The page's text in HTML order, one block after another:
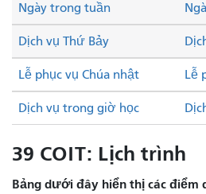
Dịch vụ Thứ Bảy
Lễ phục vụ Chúa nhật Lễ
Ngày trong tuần
Dịch vụ trong giờ học
39 COIT: Lịch trình
Bảng dưới đây hiển thị các điểm